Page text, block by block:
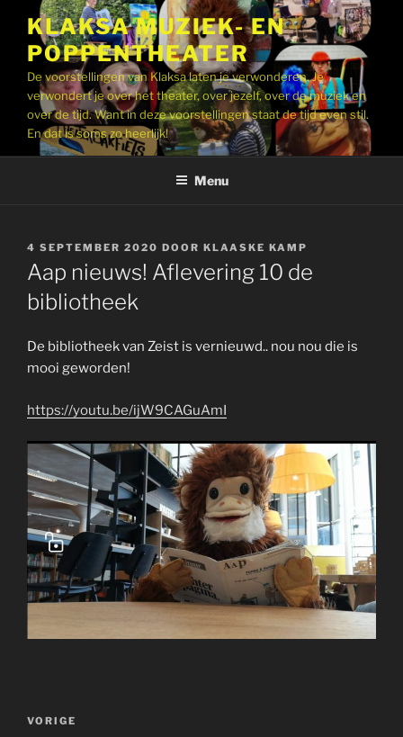
inhoud
KLAKSA MUZIEK- EN
POPPENTHEATER
De voorstellingen van Klaksa laten je verwonderen. Je
verwondert je over het theater, over jezelf, over de muziek en
over de tijd. Want in deze voorstellingen staat de tijd even stil.
En dat is soms zo heerlijk!
Menu
GEPLAATST
OP
4 SEPTEMBER 2020 DOOR KLAASKE KAMP
Aap nieuws! Aflevering 10 de
bibliotheek
De bibliotheek van Zeist is vernieuwd.. nou nou die is
mooi geworden!
https://youtu.be/ijW9CAGuAmI
Bericht
Vorig
VORIGE